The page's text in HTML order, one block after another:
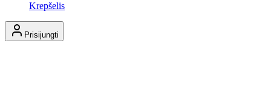
Krepšelis
Prisijungti